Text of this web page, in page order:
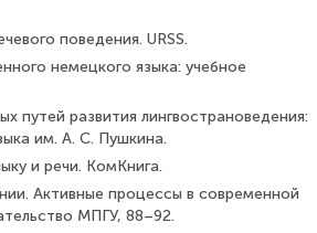
поведения. URSS.
немецкого языка: учебное
путей развития лингвострановедения:
им. А. С. Пушкина.
и речи. КомКнига.
Активные процессы в современной
МПГУ, 88–92.